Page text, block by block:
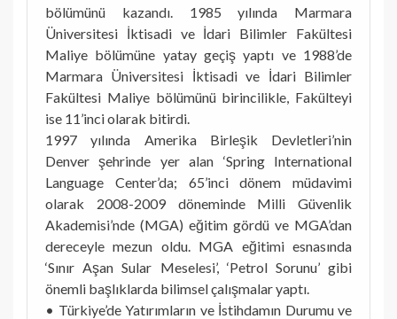
bölümünü kazandı. 1985 yılında Marmara
Üniversitesi İktisadi ve İdari Bilimler Fakültesi
Maliye bölümüne yatay geçiş yaptı ve 1988’de
Marmara Üniversitesi İktisadi ve İdari Bilimler
Fakültesi Maliye bölümünü birincilikle, Fakülteyi
ise 11’inci olarak bitirdi.
1997 yılında Amerika Birleşik Devletleri’nin
Denver şehrinde yer alan ‘Spring International
Language Center’da; 65’inci dönem müdavimi
olarak 2008-2009 döneminde Milli Güvenlik
Akademisi’nde (MGA) eğitim gördü ve MGA’dan
dereceyle mezun oldu. MGA eğitimi esnasında
‘Sınır Aşan Sular Meselesi’, ‘Petrol Sorunu’ gibi
önemli başlıklarda bilimsel çalışmalar yaptı.
• Türkiye’de Yatırımların ve İstihdamın Durumu ve